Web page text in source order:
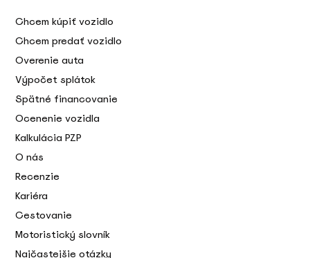
Chcem kúpiť vozidlo
Chcem predať vozidlo
Overenie auta
Výpočet splátok
Spätné financovanie
Ocenenie vozidla
Kalkulácia PZP
O nás
Recenzie
Kariéra
Cestovanie
Motoristický slovník
Najčastejšie otázky